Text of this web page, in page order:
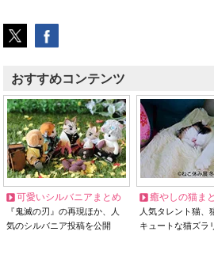
おすすめコンテンツ
可愛いシルバニアまとめ
『鬼滅の刃』の再現ほか、人
気のシルバニア投稿を公開
癒やしの猫ま
人気タレント猫
キュートな猫ズラ